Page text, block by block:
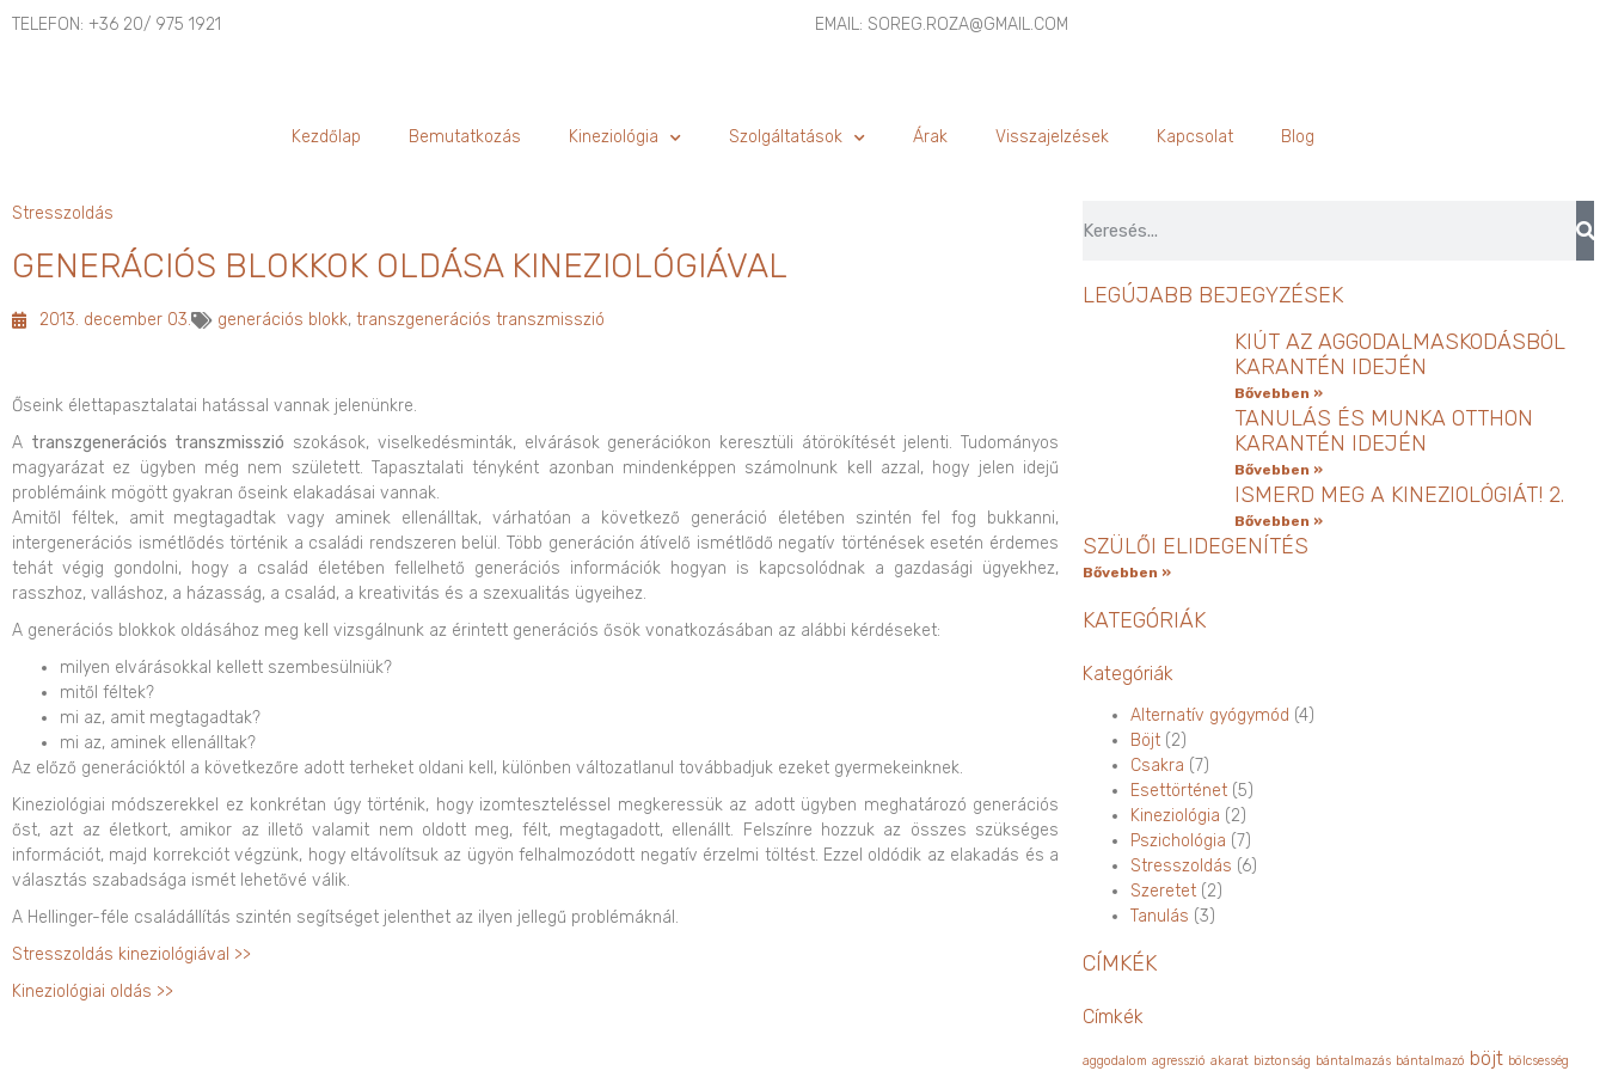
TELEFON: +36 20/ 975 1921 EMAIL: SOREG.ROZA@GMAIL.COM
Kezdőlap Bemutatkozás Kineziológia Szolgáltatások Árak Visszajelzések Kapcsolat Blog
Stresszoldás
GENERÁCIÓS BLOKKOK OLDÁSA KINEZIOLÓGIÁVAL
2013. december 03. generációs blokk, transzgenerációs transzmisszió
Őseink élettapasztalatai hatással vannak jelenünkre.
A transzgenerációs transzmisszió szokások, viselkedésminták, elvárások generációkon keresztüli átörökítését jelenti. Tudományos
magyarázat ez ügyben még nem született. Tapasztalati tényként azonban mindenképpen számolnunk kell azzal, hogy jelen idejű
problémáink mögött gyakran őseink elakadásai vannak.
Amitől féltek, amit megtagadtak vagy aminek ellenálltak, várhatóan a következő generáció életében szintén fel fog bukkanni,
intergenerációs ismétlődés történik a családi rendszeren belül. Több generáción átívelő ismétlődő negatív történések esetén érdemes
tehát végig gondolni, hogy a család életében fellelhető generációs információk hogyan is kapcsolódnak a gazdasági ügyekhez,
rasszhoz, valláshoz, a házasság, a család, a kreativitás és a szexualitás ügyeihez.
A generációs blokkok oldásához meg kell vizsgálnunk az érintett generációs ősök vonatkozásában az alábbi kérdéseket:
milyen elvárásokkal kellett szembesülniük?
mitől féltek?
mi az, amit megtagadtak?
mi az, aminek ellenálltak?
Az előző generációktól a következőre adott terheket oldani kell, különben változatlanul továbbadjuk ezeket gyermekeinknek.
Kineziológiai módszerekkel ez konkrétan úgy történik, hogy izomteszteléssel megkeressük az adott ügyben meghatározó generációs
őst, azt az életkort, amikor az illető valamit nem oldott meg, félt, megtagadott, ellenállt. Felszínre hozzuk az összes szükséges
információt, majd korrekciót végzünk, hogy eltávolítsuk az ügyön felhalmozódott negatív érzelmi töltést. Ezzel oldódik az elakadás és a
választás szabadsága ismét lehetővé válik.
A Hellinger-féle családállítás szintén segítséget jelenthet az ilyen jellegű problémáknál.
Stresszoldás kineziológiával >>
Kineziológiai oldás >>
LEGÚJABB BEJEGYZÉSEK
KIÚT AZ AGGODALMASKODÁSBÓL
KARANTÉN IDEJÉN
Bővebben »
TANULÁS ÉS MUNKA OTTHON
KARANTÉN IDEJÉN
Bővebben »
ISMERD MEG A KINEZIOLÓGIÁT! 2.
Bővebben »
SZÜLŐI ELIDEGENÍTÉS
Bővebben »
KATEGÓRIÁK
Kategóriák
Alternatív gyógymód (4)
Böjt(2)
Csakra (7)
Esettörténet(5)
Kineziológia (2)
Pszichológia (7)
Stresszoldás (6)
Szeretet(2)
Tanulás (3)
CÍMKÉK
Címkék
aggodalom agresszió akarat biztonság bántalmazás bántalmazó böjt bölcsesség